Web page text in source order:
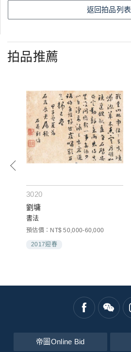
返回拍品列表
拍品推薦
3020
劉墉
書法
預估價：NT$ 50,000-60,000
2017迎春
帝圖Online Bid